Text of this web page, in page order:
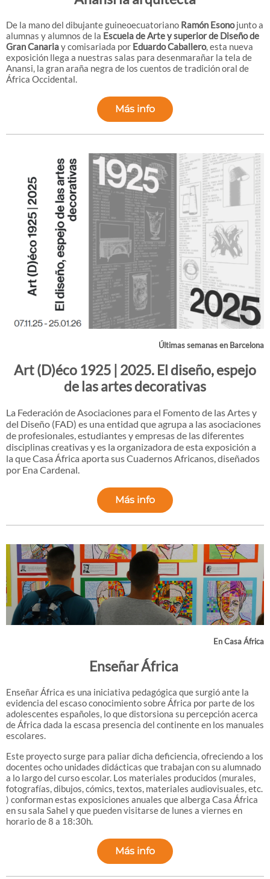
De la mano del dibujante guineoecuatoriano Ramón Esonojunto a
alumnas y alumnos de la Escuela de Arte y superior de Diseño de
Gran Canariay comisariada por Eduardo Caballero, esta nueva
exposición llega a nuestras salas para desenmarañar la tela de
Anansi, la gran araña negra de los cuentos de tradición oral de
África Occidental.
Más info
Últimas semanas en Barcelona
Art (D)éco 1925 | 2025. El diseño, espejo
de las artes decorativas
La Federación de Asociaciones para el Fomento de las Artes y
del Diseño (FAD) es una entidad que agrupa a las asociaciones
de profesionales, estudiantes y empresas de las diferentes
disciplinas creativas y es la organizadora de esta exposición a
la que Casa África aporta sus Cuadernos Africanos, diseñados
por Ena Cardenal.
Más info
En Casa África
Enseñar África
Enseñar África es una iniciativa pedagógica que surgió ante la
evidencia del escaso conocimiento sobre África por parte de los
adolescentes españoles, lo que distorsiona su percepción acerca
de África dada la escasa presencia del continente en los manuales
escolares.
Este proyecto surge para paliar dicha deficiencia, ofreciendo a los
docentes ocho unidades didácticas que trabajan con su alumnado
a lo largo del curso escolar. Los materiales producidos (murales,
fotografías, dibujos, cómics, textos, materiales audiovisuales, etc.
) conforman estas exposiciones anuales que alberga Casa África
en su sala Sahel y que pueden visitarse de lunes a viernes en
horario de 8 a 18:30h.
Más info